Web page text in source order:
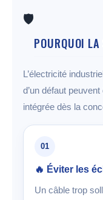
🛡️
POURQUOI
L’électricité
d’un défaut
intégrée dès la
01
🔥 Éviter les
Un câble trop